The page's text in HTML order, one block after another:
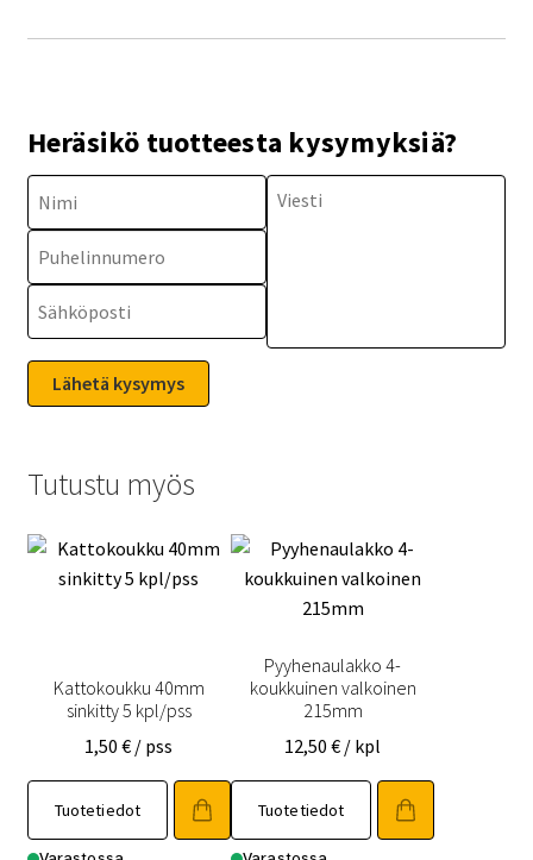
Heräsikö tuotteesta kysymyksiä?
Tutustu myös
Kattokoukku 40mm
sinkitty 5 kpl/pss
1,50€ / pss
Tuotetiedot
Pyyhenaulakko 4-
koukkuinen valkoinen
215mm
12,50€ / kpl
Tuotetiedot